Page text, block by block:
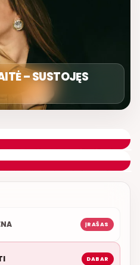
– SUSTOJĘS
ĮRAŠAS
DABAR